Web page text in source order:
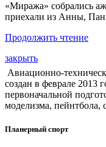
«Миража» собрались
приехали из Анны,
Продолжить чтение
закрыть
Авиационно-
создан в феврале 2013
первоначальной
моделизма, пейнтбола,
Планерный спорт